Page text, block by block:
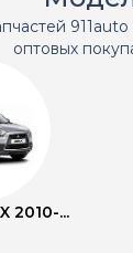
оптовых
2010-...